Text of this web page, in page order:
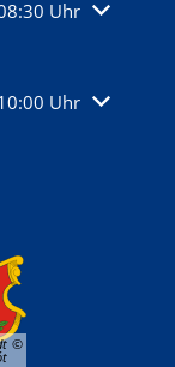
auszublenden
Uhr
auszublenden
Uhr